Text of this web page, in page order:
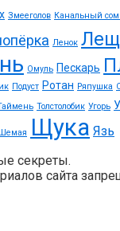
Змееголов Канальный
Ленок Лещ
Омуль Пескарь
Подуст Ротан Ряпушка
Толстолобик Угорь
Шемая Щука Язь
секреты.
сайта